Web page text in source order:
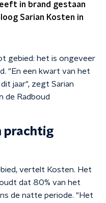
in brand gestaan
Sarian Kosten in
gebied: het is ongeveer
"En een kwart van het
jaar", zegt Sarian
de Radboud
prachtig
vertelt Kosten. Het
dat 80% van het
de natte periode. "Het